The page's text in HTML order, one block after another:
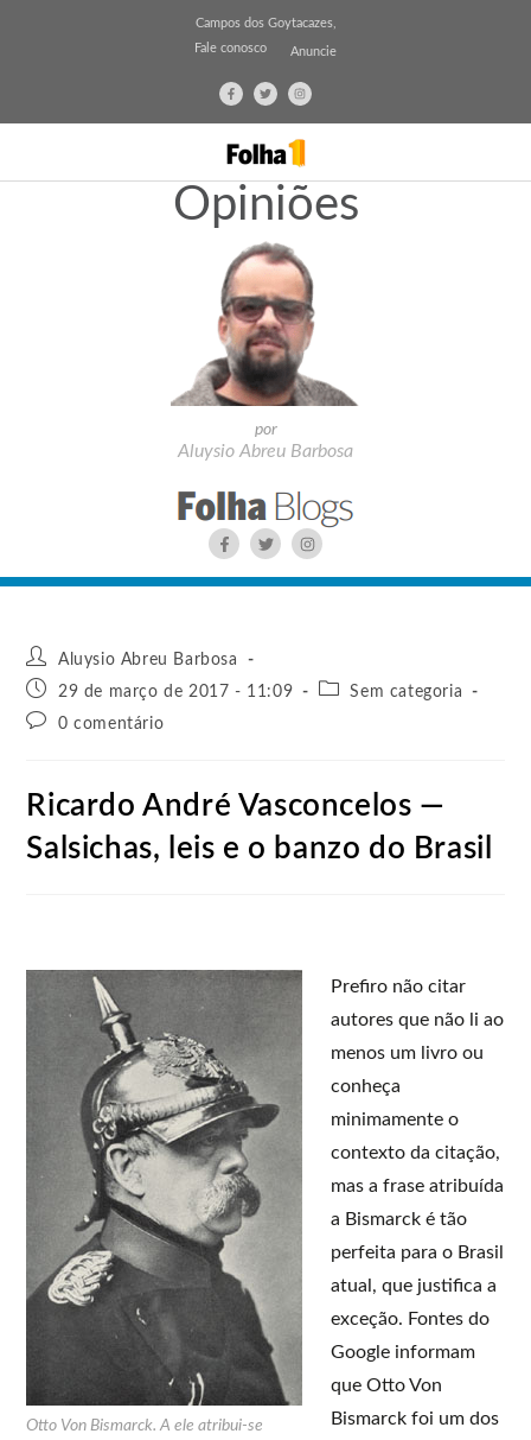
Campos dos Goytacazes,
Fale conosco
Anuncie
Opiniões
por
Aluysio Abreu Barbosa
Aluysio Abreu Barbosa
29 de março de 2017 - 11:09
Sem categoria
0 comentário
Ricardo André Vasconcelos —
Salsichas, leis e o banzo do Brasil
Otto Von Bismarck. A ele atribui-se
Prefiro não citar
autores que não li ao
menos um livro ou
conheça
minimamente o
contexto da citação,
mas a frase atribuída
a Bismarck é tão
perfeita para o Brasil
atual, que justifica a
exceção. Fontes do
Google informam
que Otto Von
Bismarck foi um dos